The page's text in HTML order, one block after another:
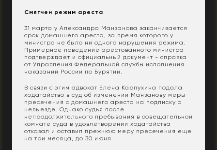
Смягчен режим ареста
31 марта у Александра Манзанова заканчивается
срок домашнего ареста, за время которого у
министра не было ни одного нарушения режима.
Примерное поведение арестованного министра
подтверждает и официальный документ - справка
от Управления Федеральной службы исполнения
наказаний России по Бурятии.
В связи с этим адвокат Елена Карпухина подала
ходатайство в суд об изменении Манзанову меры
пресечения с домашнего ареста на подписку о
невыезде. Однако судья после
непродолжительного пребывания в совещательной
комнате суда в удовлетворении ходатайства
отказал и оставил прежнюю меру пресечения еще
на три месяца, до 30 июня.